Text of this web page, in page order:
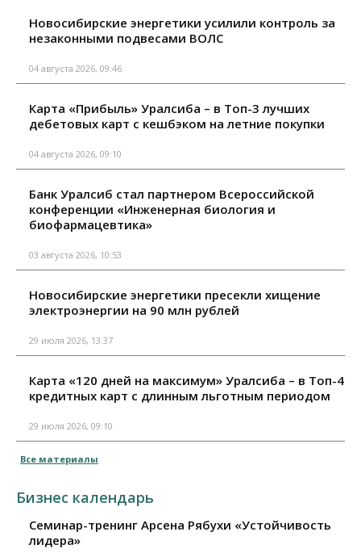
Новосибирские энергетики усилили контроль за
незаконными подвесами ВОЛС
04 августа 2026, 09:46
Карта «Прибыль» Уралсиба – в Топ-3 лучших
дебетовых карт с кешбэком на летние покупки
04 августа 2026, 09:10
Банк Уралсиб стал партнером Всероссийской
конференции «Инженерная биология и
биофармацевтика»
03 августа 2026, 10:53
Новосибирские энергетики пресекли хищение
электроэнергии на 90 млн рублей
29 июля 2026, 13:37
Карта «120 дней на максимум» Уралсиба – в Топ-4
кредитных карт с длинным льготным периодом
29 июля 2026, 09:10
Все материалы
Бизнес календарь
Семинар-тренинг Арсена Рябухи «Устойчивость
лидера»